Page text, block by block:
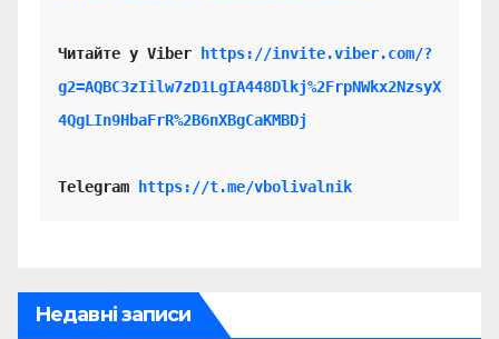
Читайте у Viber
https://invite.viber.com/?
g2=AQBC3zIilw7zD1LgIA448Dlkj%2FrpNWkx2NzsyX
4QgLIn9HbaFrR%2B6nXBgCaKMBDj
Telegram https://t.me/vbolivalnik
Недавні записи